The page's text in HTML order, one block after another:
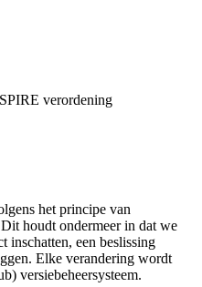
verordening
het principe van
houdt ondermeer in dat we
inschatten, een beslissing
Elke verandering wordt
versiebeheersysteem.